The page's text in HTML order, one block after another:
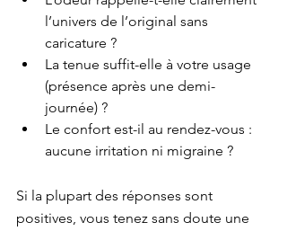
l’univers de l’original sans
caricature ?
La tenue suffit-elle à votre usage
(présence après une demi-
journée) ?
Le confort est-il au rendez-vous :
aucune irritation ni migraine ?
Si la plupart des réponses sont
positives, vous tenez sans doute une